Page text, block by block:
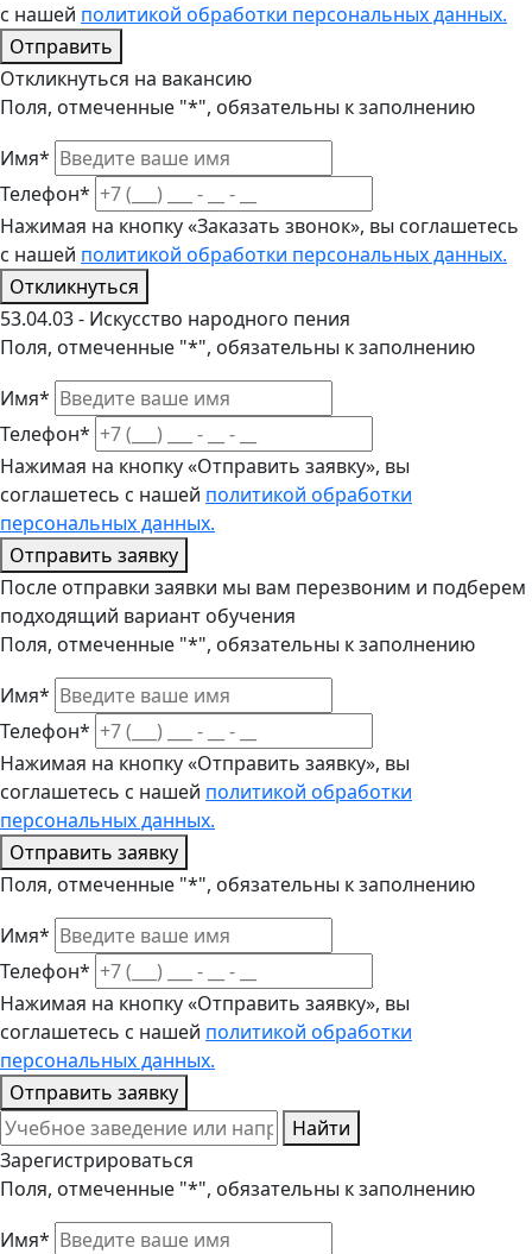
с нашей политикой обработки персональных данных.
Отправить
Откликнуться на вакансию
Поля, отмеченные "*", обязательны к заполнению
Имя*
Телефон*
Нажимая на кнопку «Заказать звонок», вы соглашетесь
с нашей политикой обработки персональных данных.
Откликнуться
53.04.03 - Искусство народного пения
Поля, отмеченные "*", обязательны к заполнению
Имя*
Телефон*
Нажимая на кнопку «Отправить заявку», вы
соглашетесь с нашей политикой обработки
персональных данных.
Отправить заявку
После отправки заявки мы вам перезвоним и подберем
подходящий вариант обучения
Поля, отмеченные "*", обязательны к заполнению
Имя*
Телефон*
Нажимая на кнопку «Отправить заявку», вы
соглашетесь с нашей политикой обработки
персональных данных.
Отправить заявку
Поля, отмеченные "*", обязательны к заполнению
Имя*
Телефон*
Нажимая на кнопку «Отправить заявку», вы
соглашетесь с нашей политикой обработки
персональных данных.
Отправить заявку
Найти
Зарегистрироваться
Поля, отмеченные "*", обязательны к заполнению
Имя*